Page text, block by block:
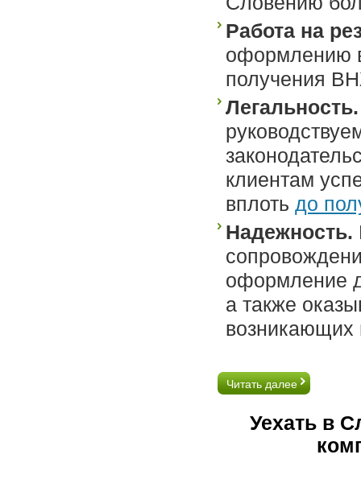
Работа на
оформлению
получения
клиентам
вплоть до
Надежность.
оформление
а также
возникающих
Читать далее
Уехать в